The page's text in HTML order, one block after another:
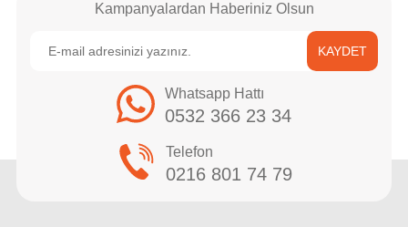
Kampanyalardan Haberiniz Olsun
KAYDET
Whatsapp Hattı
0532 366 23 34
Telefon
0216 801 74 79